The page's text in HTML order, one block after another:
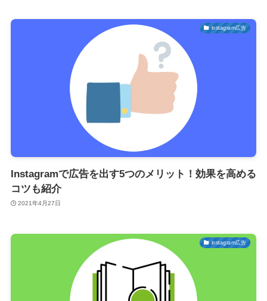
instagram広告
Instagramで広告を出す5つのメリット！効果を高める
コツも紹介
2021年4月27日
instagram広告